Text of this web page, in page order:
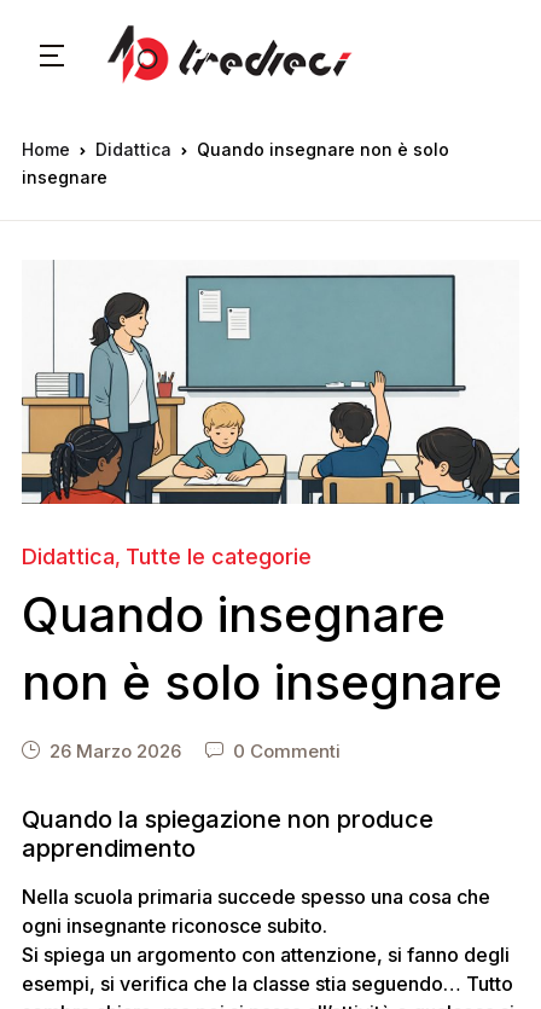
Home Didattica
Quando insegnare non è solo
insegnare
Didattica, Tutte le categorie
Quando insegnare
non è solo insegnare
26 Marzo 2026 0 Commenti
Quando la spiegazione non produce
apprendimento
Nella scuola primaria succede spesso una cosa che
ogni insegnante riconosce subito.
Si spiega un argomento con attenzione, si fanno degli
esempi, si verifica che la classe stia seguendo… Tutto